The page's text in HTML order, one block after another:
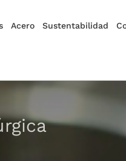
Acero Sustentabilidad